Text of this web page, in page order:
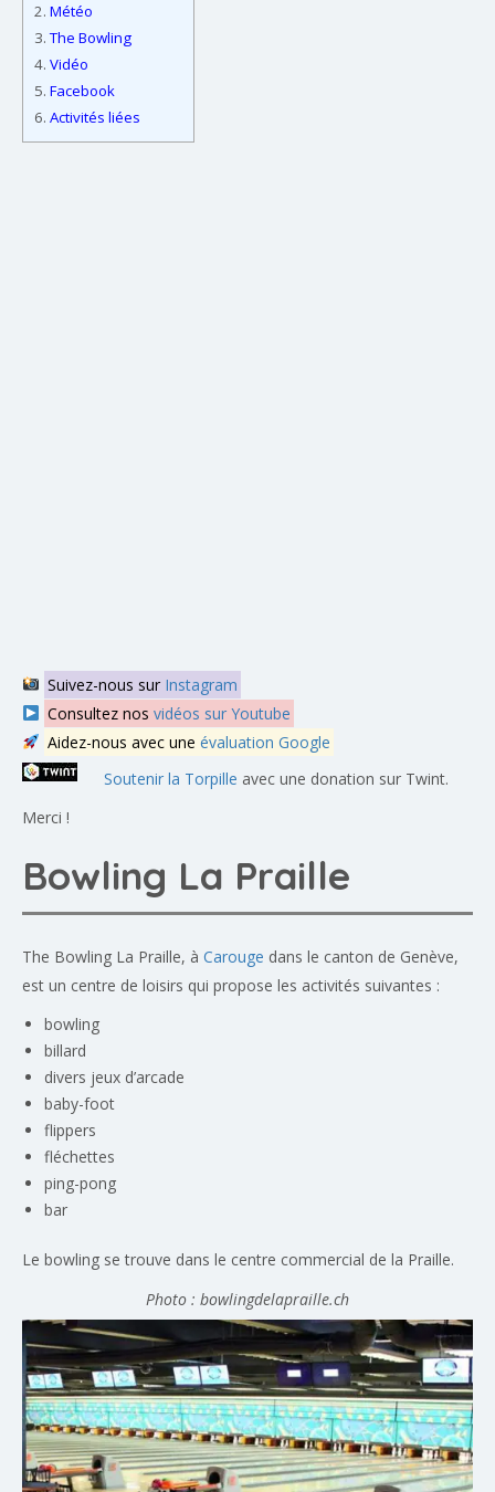
2. Météo
3.The Bowling
4. Vidéo
5. Facebook
6. Activités liées
Suivez-nous sur Instagram
Consultez nos vidéos sur Youtube
Aidez-nous avec une évaluation Google
Soutenir la Torpille avec une donation sur Twint.
Merci !
Bowling La Praille
The Bowling La Praille, à Carouge dans le canton de Genève,
est un centre de loisirs qui propose les activités suivantes :
bowling
billard
divers jeux d’arcade
baby-foot
flippers
fléchettes
ping-pong
bar
Le bowling se trouve dans le centre commercial de la Praille.
Photo : bowlingdelapraille.ch